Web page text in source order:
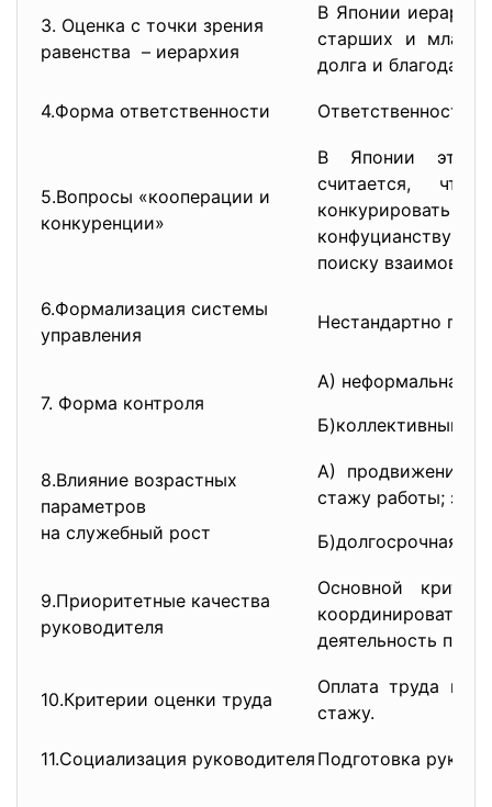
3. Оценка с точки зрения
равенства – иерархия
В Японии
старших и
долга и
4.Форма ответственности Ответственность
5.Вопросы «кооперации и
конкуренции»
В Японии эти
считается,
конкурировать и
конфуцианству в
поиску
6.Формализация системы
управления
Нестандартно
7. Форма контроля
А) неформальная
Б)коллективный
8.Влияние возрастных
параметров
на служебный рост
А) продвижение
стажу работы;
Б)долгосрочная
9.Приоритетные качества
руководителя
Основной
деятельность
10.Критерии оценки труда
Оплата труда по
стажу.
11.Социализация руководителя Подготовка